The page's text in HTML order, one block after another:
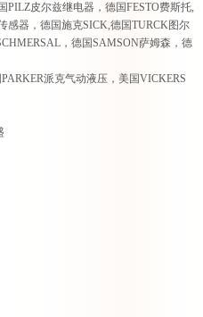
皮尔兹继电器，德国FESTO费斯托,
感器，德国施克SICK,德国TURCK图尔
，德国SAMSON萨姆森，德
派克气动液压，美国VICKERS